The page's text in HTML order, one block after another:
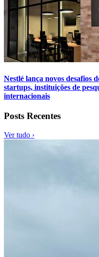
Nestlé lança novos desafios
startups, instituições de
internacionais
Posts Recentes
Ver tudo ›